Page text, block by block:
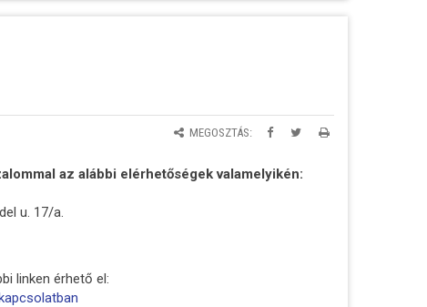
MEGOSZTÁS:
az alábbi elérhetőségek valamelyikén:
u. 17/a.
linken érhető el: